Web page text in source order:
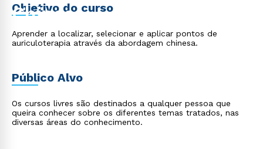
Chinesa
Objetivo do curso
Aprender a localizar, selecionar e aplicar pontos de
auriculoterapia através da abordagem chinesa.
Público Alvo
Os cursos livres são destinados a qualquer pessoa que
queira conhecer sobre os diferentes temas tratados, nas
diversas áreas do conhecimento.